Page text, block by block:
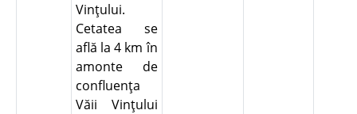
Vinţului.
Cetatea se
află la 4 km în
amonte de
confluenţa
Văii Vinţului